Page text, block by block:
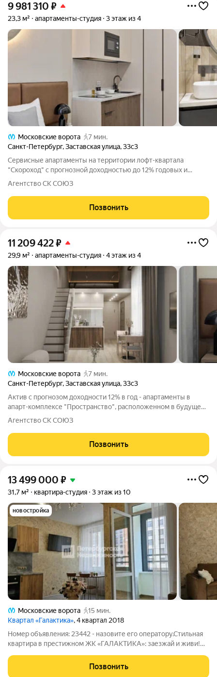
9 981 310 ₽
23,3 м² апартаменты-студия 3 этаж из 4
Московские ворота
7 мин.
Санкт-Петербург,Заставская улица,33с3
Сервисные апартаменты на территории лофт-квартала
"Скороход" с прогнозной доходностью до 12% годовых и
профессиональным управлением. Прямая продажа,
или сдавайте через УК! Продается номер в
Агентство СК СОЮЗ
Позвонить
11 209 422₽
29,9 м² апартаменты-студия 4 этаж из 4
Московские ворота
7 мин.
Санкт-Петербург,Заставская улица,33с3
Актив с прогнозом доходности 12% в год - апартаменты в
апарт-комплексе "Пространство", расположенном в будущем
лофт-картале уровня "Новой Голландии", в 250 метрах от
сервисного апартамента в
Агентство СК СОЮЗ
Позвонить
13 499 000 ₽
31,7 м² квартира-студия 3 этаж из 10
новостройка
Московские ворота
15 мин.
Квартал «Галактика», 4 квартал 2018
Номер объявления: 23442 - назовите его оператору.Стильная
квартира в престижном ЖК «ГАЛАКТИКА»: заезжай и живи!
районов Санкт Петербурга? Предлагаем вам стильную
современную квартиру в ЖК
Позвонить